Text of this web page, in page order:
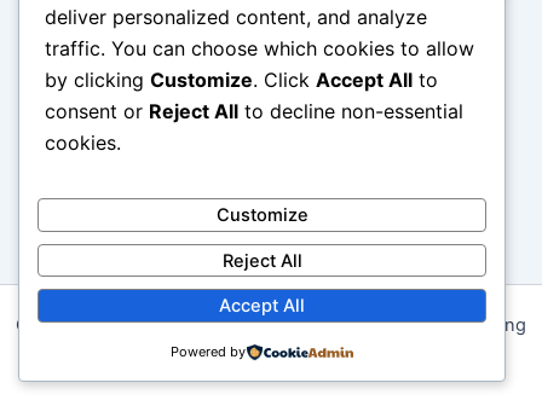
Copyright © 2026 Pola Makan Bergizi untuk Energi Sepanjang
Hari | Powered byAstra WordPress Theme
deliver personalized content, and analyze
traffic. You can choose which cookies to allow
by clicking Customize. Click Accept All to
consent or Reject All to decline non-essential
cookies.
Customize
Reject All
Accept All
Powered by